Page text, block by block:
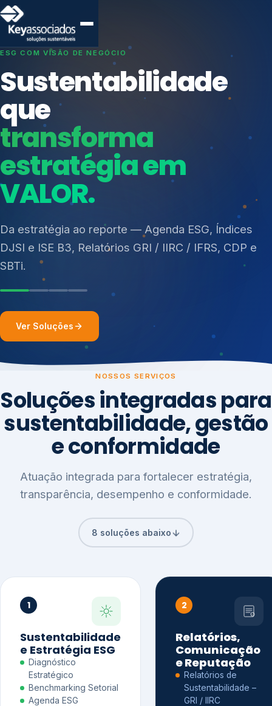
SISTEMAS DE GESTÃO OTIMIZADOS E INTEGRADOS
Conformidade que
protege seu
negócio.
Consultoria, auditoria e treinamentos em ISO 27001,
ISO 27701, ISO 42001, ISO 37001, ISO 9001, ISO
14001, ISO 45001, ONA e PNQ — Gestão de
resíduos sólidos (PGRS/PMGRS).
Índices de Mercado
Mudanças Climáticas
Reputação e Cadeia
Reporte Regulatório
Ver Soluções
NOSSOS SERVIÇOS
Soluções integradas para
sustentabilidade, gestão
e conformidade
Atuação integrada para fortalecer estratégia,
transparência, desempenho e conformidade.
8 soluções abaixo
1
Sustentabilidade
e Estratégia ESG
Diagnóstico
Estratégico
Benchmarking Setorial
Agenda ESG
2
Relatórios,
Comunicação
e Reputação
Relatórios de
Sustentabilidade –
GRI / IIRC